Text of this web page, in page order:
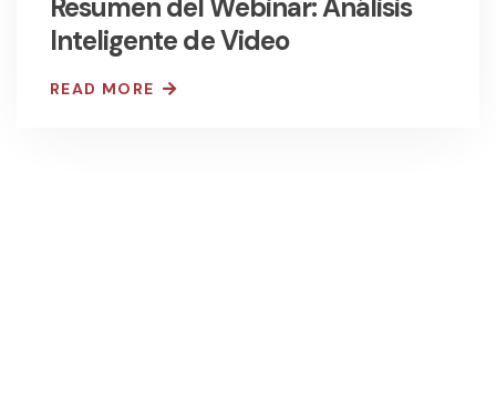
Resumen del Webinar: Análisis
Inteligente de Video
READ MORE